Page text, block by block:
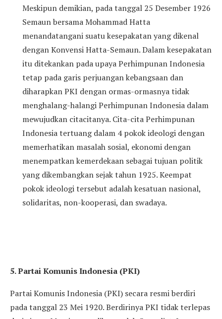
Meskipun demikian, pada tanggal 25 Desember 1926
Semaun bersama Mohammad Hatta
menandatangani suatu kesepakatan yang dikenal
dengan Konvensi Hatta-Semaun. Dalam kesepakatan
itu ditekankan pada upaya Perhimpunan Indonesia
tetap pada garis perjuangan kebangsaan dan
diharapkan PKI dengan ormas-ormasnya tidak
menghalang-halangi Perhimpunan Indonesia dalam
mewujudkan citacitanya. Cita-cita Perhimpunan
Indonesia tertuang dalam 4 pokok ideologi dengan
memerhatikan masalah sosial, ekonomi dengan
menempatkan kemerdekaan sebagai tujuan politik
yang dikembangkan sejak tahun 1925. Keempat
pokok ideologi tersebut adalah kesatuan nasional,
solidaritas, non-kooperasi, dan swadaya.
5. Partai Komunis Indonesia (PKI)
Partai Komunis Indonesia (PKI) secara resmi berdiri
pada tanggal 23 Mei 1920. Berdirinya PKI tidak terlepas